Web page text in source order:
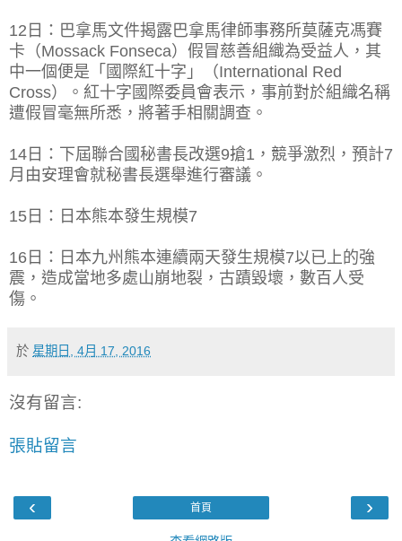
12日：巴拿馬文件揭露巴拿馬律師事務所莫薩克馮賽
卡（Mossack Fonseca）假冒慈善組織為受益人，其
中一個便是「國際紅十字」（International Red
Cross）。紅十字國際委員會表示，事前對於組織名稱
遭假冒毫無所悉，將著手相關調查。
14日：下屆聯合國秘書長改選9搶1，競爭激烈，預計7
月由安理會就秘書長選舉進行審議。
15日：日本熊本發生規模7
16日：日本九州熊本連續兩天發生規模7以已上的強
震，造成當地多處山崩地裂，古蹟毀壞，數百人受
傷。
於 星期日, 4月 17, 2016
沒有留言:
張貼留言
‹ ›
首頁